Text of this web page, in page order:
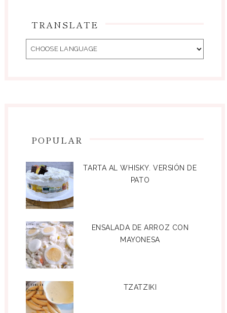
TRANSLATE
POPULAR
TARTA AL WHISKY. VERSIÓN DE
PATO
ENSALADA DE ARROZ CON
MAYONESA
TZATZIKI